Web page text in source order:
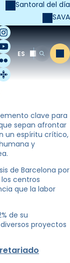
Santoral del día
SAVA
Estel
ES Buscar
clave para
sepan afrontar
un espíritu crítico,
y
de Barcelona por
centros
que la labor
de su
proyectos